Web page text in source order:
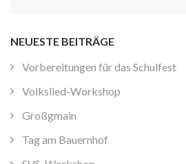
NEUESTE BEITRÄGE
Vorbereitungen für das Schulfest
Volkslied-Workshop
Großgmain
Tag am Bauernhof